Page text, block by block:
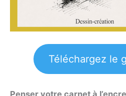
Téléchargez le
Penser votre carnet à